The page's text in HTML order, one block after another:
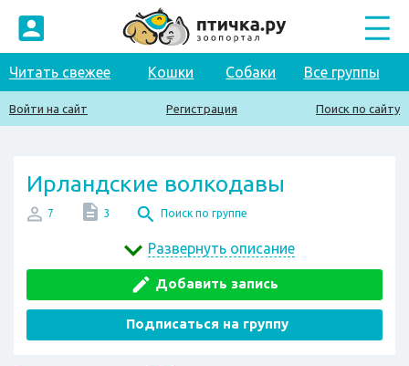
Читать свежее Кошки Собаки Все группы
Войти на сайт Регистрация Поиск по сайту
Ирландские волкодавы
7 3 Поиск по группе
Развернуть описание
Добавить запись
Подписаться на группу